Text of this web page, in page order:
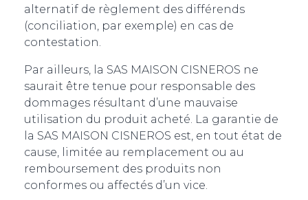
alternatif de règlement des différends
(conciliation, par exemple) en cas de
contestation.
Par ailleurs, la SAS MAISON CISNEROS ne
saurait être tenue pour responsable des
dommages résultant d’une mauvaise
utilisation du produit acheté. La garantie de
la SAS MAISON CISNEROS est, en tout état de
cause, limitée au remplacement ou au
remboursement des produits non
conformes ou affectés d’un vice.